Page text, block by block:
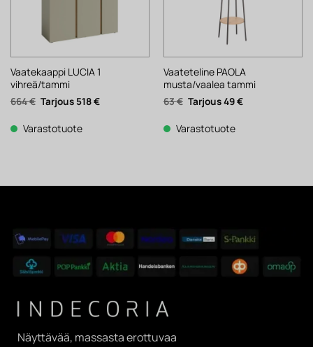
Vaatekaappi LUCIA 1
vihreä/tammi
664€ Alkuperäinen
hinta
664 €.
518€Nykyinen
Varastotuote
Vaateteline PAOLA
musta/vaalea tammi
63€ Alkuperäinen
hinta
63 €.
49€Nykyinen
Varastotuote
Näyttävää, massasta erottuvaa